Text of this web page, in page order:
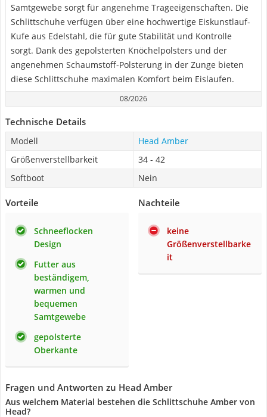
Samtgewebe sorgt für angenehme Trageeigenschaften. Die
Schlittschuhe verfügen über eine hochwertige Eiskunstlauf-
Kufe aus Edelstahl, die für gute Stabilität und Kontrolle
sorgt. Dank des gepolsterten Knöchelpolsters und der
angenehmen Schaumstoff-Polsterung in der Zunge bieten
diese Schlittschuhe maximalen Komfort beim Eislaufen.
08/2026
Technische Details
Modell
Head Amber
Größenverstellbarkeit
34 - 42
Softboot
Nein
Vorteile
Schneeflocken
Design
Futter aus
beständigem,
warmen und
bequemen
Samtgewebe
gepolsterte
Oberkante
Nachteile
keine
Größenverstellbarke
it
Fragen und Antworten zu Head Amber
Aus welchem Material bestehen die Schlittschuhe Amber von
Head?